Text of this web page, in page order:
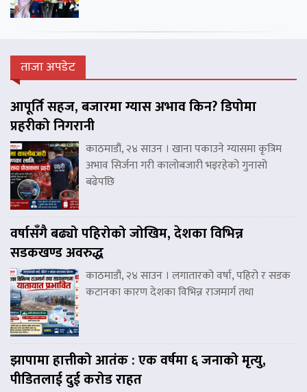
ताजा अपडेट
आपूर्ति सहज, बजारमा ग्यास अभाव किन? डिपोमा
प्रहरीको निगरानी
काठमाडौं, २४ साउन । खाना पकाउने ग्यासमा कृत्रिम
अभाव सिर्जना गरी कालोबजारी भइरहेको गुनासो
बढेपछि
वर्षासँगै बढ्यो पहिरोको जोखिम, देशका विभिन्न
सडकखण्ड अवरुद्ध
काठमाडौं, २४ साउन । लगातारको वर्षा, पहिरो र सडक
कटानका कारण देशका विभिन्न राजमार्ग तथा
झापामा हात्तीको आतंक : एक वर्षमा ६ जनाको मृत्यु,
पीडितलाई दुई करोड राहत